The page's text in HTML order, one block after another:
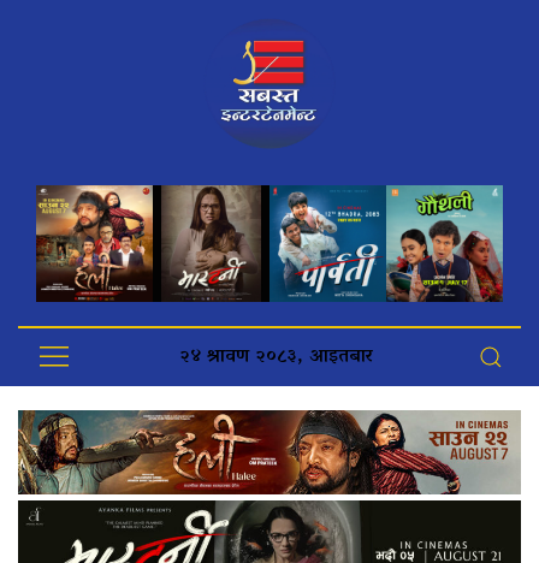
२४ श्रावण २०८३, आइतबार